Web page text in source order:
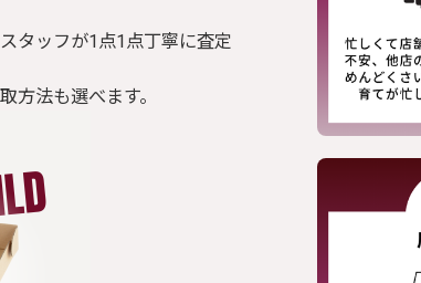
タッフが1点1点丁寧に査定
方法も選べます。